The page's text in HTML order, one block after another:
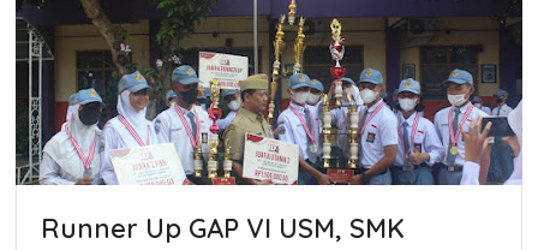
Runner Up GAP VI USM, SMK